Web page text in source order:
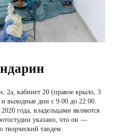
2а, кабинет 20 (правое крыло, 3
выходные дни с 9:00 до 22:00.
года, владельцами являются
указано, что он —
тандем.